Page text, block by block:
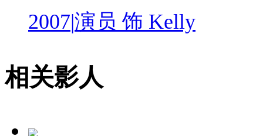
2007|演员 饰 Kelly
相关影人